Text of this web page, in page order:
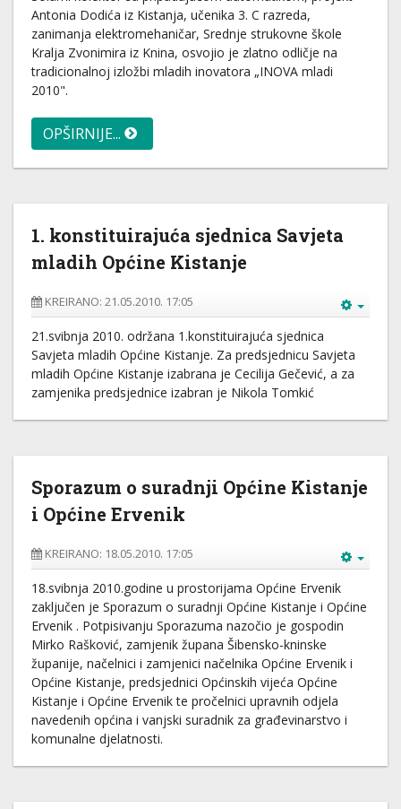
Antonia Dodića iz Kistanja, učenika 3. C razreda,
zanimanja elektromehaničar, Srednje strukovne škole
Kralja Zvonimira iz Knina, osvojio je zlatno odličje na
tradicionalnoj izložbi mladih inovatora „INOVA mladi
2010".
OPŠIRNIJE...
1. konstituirajuća sjednica Savjeta
mladih Općine Kistanje
KREIRANO: 21.05.2010. 17:05
21.svibnja 2010. održana 1.konstituirajuća sjednica
Savjeta mladih Općine Kistanje. Za predsjednicu Savjeta
mladih Općine Kistanje izabrana je Cecilija Gečević, a za
zamjenika predsjednice izabran je Nikola Tomkić
Sporazum o suradnji Općine Kistanje
i Općine Ervenik
KREIRANO: 18.05.2010. 17:05
18.svibnja 2010.godine u prostorijama Općine Ervenik
zaključen je Sporazum o suradnji Općine Kistanje i Općine
Ervenik . Potpisivanju Sporazuma nazočio je gospodin
Mirko Rašković, zamjenik župana Šibensko-kninske
županije, načelnici i zamjenici načelnika Općine Ervenik i
Općine Kistanje, predsjednici Općinskih vijeća Općine
Kistanje i Općine Ervenik te pročelnici upravnih odjela
navedenih općina i vanjski suradnik za građevinarstvo i
komunalne djelatnosti.